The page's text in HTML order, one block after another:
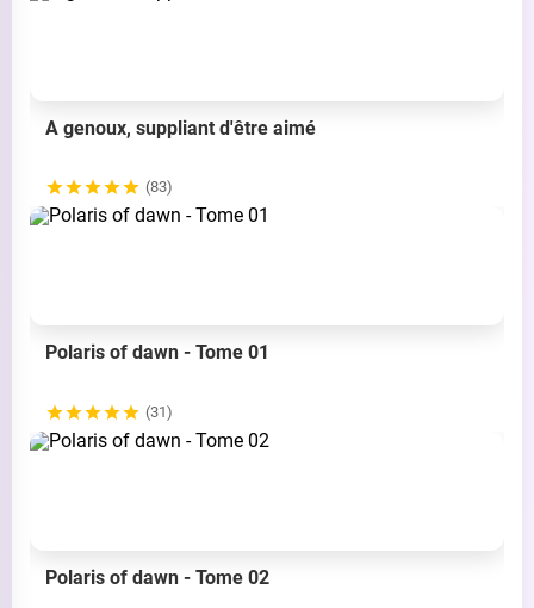
A genoux, suppliant d'être aimé
(83)
Polaris of dawn - Tome 01
(31)
Polaris of dawn - Tome 02